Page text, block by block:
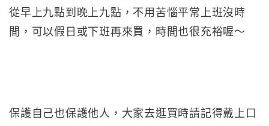
從早上九點到晚上九點，不用苦惱平常上班沒時
間，可以假日或下班再來買，時間也很充裕喔～
保護自己也保護他人，大家去逛買時請記得戴上口